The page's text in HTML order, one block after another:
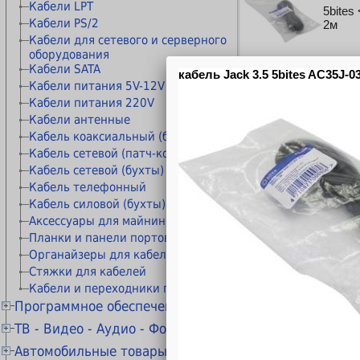
Коннекторы и колпачки
Модули и адаптеры
Keystone/Mosaic/Mini-Com
Патч-панели
Розетки сетевые внешние
Розетки сетевые
Рамки и монтажные элементы
Крепления для сетевого
оборудования
Кабельные каналы
Гофры и металлорукава
Органайзеры для кабелей
Стяжки для кабелей
Маркеры сетевые
Расходные материалы прочие
Материалы для обслуживания
принтеров
Чистящие средства
Кабели LPT
Кабели PS/2
Кабели для сетевого и серверного
оборудования
Кабели SATA
Кабели питания 5V-12V
Кабели питания 220V
Кабели антенные
Кабель коаксиальный (бухты)
Кабель сетевой (патч-корды)
Кабель сетевой (бухты)
Кабель телефонный
Кабель силовой (бухты)
Аксессуары для майнинга
Планки и панели портов
Органайзеры для кабелей
Стяжки для кабелей
Кабели и переходники прочие
Программное обеспечение
Антивирусы KASPERSKY
Антивирусы ESET NOD32
Антивирусы Dr.WEB
ТВ - Видео - Аудио - Фото
Телевизоры 20" - 29"
Автомобильные товары
5bites
2м
5bites
3м